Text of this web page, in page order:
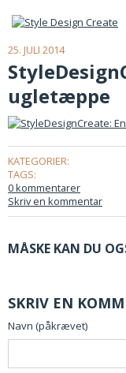
25. JULI 2014
ugletæppe
KATEGORIER:
TAGS:
0 kommentarer
Skriv en kommentar
MÅSKE KAN DU
SKRIV EN
Navn (påkrævet)